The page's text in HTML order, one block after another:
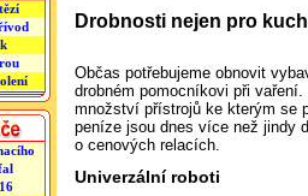
Drobnosti nejen pro
Občas potřebujeme obnovit
drobném pomocníkovi při
množství přístrojů ke kterým se
peníze jsou dnes více než jindy
o cenových relacích.
Univerzální roboti